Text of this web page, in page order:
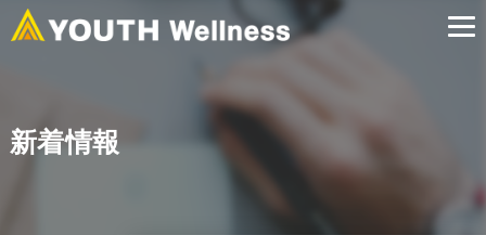
新着情報